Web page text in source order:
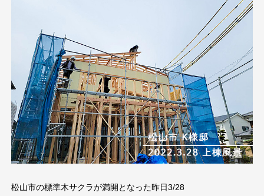
松山市の標準木サクラが満開となった昨日3/28